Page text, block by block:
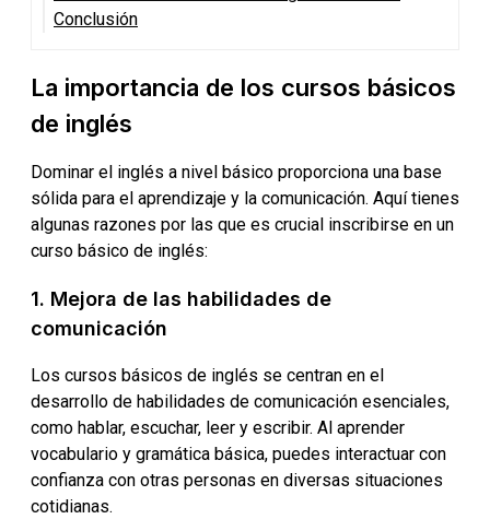
Conclusión
La importancia de los cursos básicos
de inglés
Dominar el inglés a nivel básico proporciona una base
sólida para el aprendizaje y la comunicación. Aquí tienes
algunas razones por las que es crucial inscribirse en un
curso básico de inglés:
1. Mejora de las habilidades de
comunicación
Los cursos básicos de inglés se centran en el
desarrollo de habilidades de comunicación esenciales,
como hablar, escuchar, leer y escribir. Al aprender
vocabulario y gramática básica, puedes interactuar con
confianza con otras personas en diversas situaciones
cotidianas.